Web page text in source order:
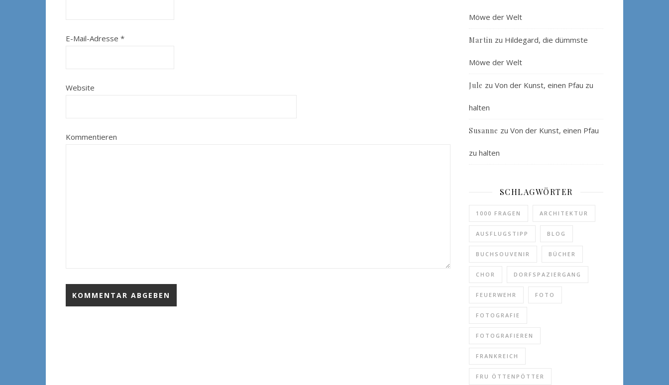
E-Mail-Adresse *
Website
Kommentieren
Möwe der Welt
Martin zu Hildegard, die dümmste
Möwe der Welt
Jule zu Von der Kunst, einen Pfau zu
halten
Susanne zu Von der Kunst, einen Pfau
zu halten
SCHLAGWÖRTER
1000 FRAGEN ARCHITEKTUR
AUSFLUGSTIPP BLOG
BUCHSOUVENIR BÜCHER
CHOR DORFSPAZIERGANG
FEUERWEHR FOTO
FOTOGRAFIE
FOTOGRAFIEREN
FRANKREICH
FRU ÖTTENPÖTTER